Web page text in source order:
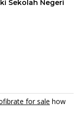
Sekolah Negeri
for sale how